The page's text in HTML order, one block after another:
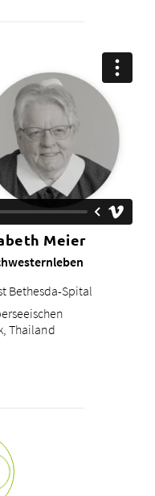
Meier
Bethesda-Spital
Thailand